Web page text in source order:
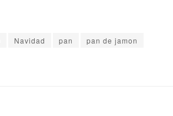
Navidad pan
pan de jamon